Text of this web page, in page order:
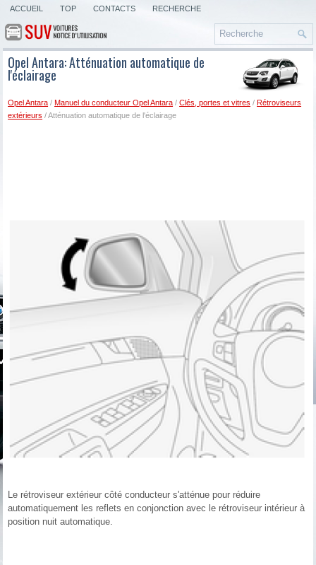
ACCUEIL TOP CONTACTS RECHERCHE
Opel Antara: Atténuation automatique de
l'éclairage
Opel Antara /Manuel du conducteur Opel Antara /Clés, portes et vitres /Rétroviseurs
extérieurs / Atténuation automatique de l'éclairage
Le rétroviseur extérieur côté conducteur s'atténue pour réduire
automatiquement les reflets en conjonction avec le rétroviseur intérieur à
position nuit automatique.